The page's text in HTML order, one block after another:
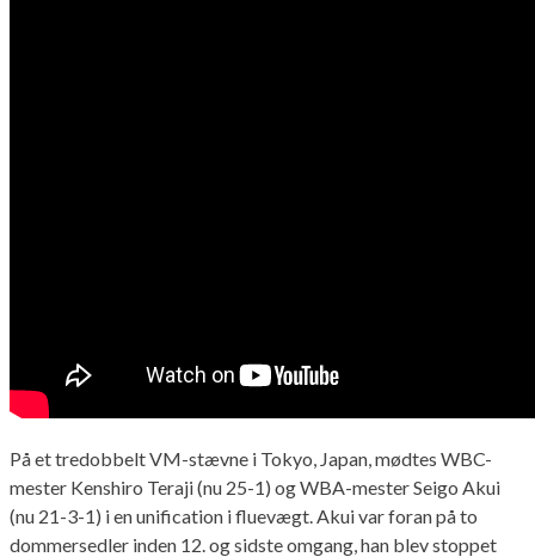
På et tredobbelt VM-stævne i Tokyo, Japan, mødtes WBC-
mester Kenshiro Teraji (nu 25-1) og WBA-mester Seigo Akui
(nu 21-3-1) i en unification i fluevægt. Akui var foran på to
dommersedler inden 12. og sidste omgang, han blev stoppet